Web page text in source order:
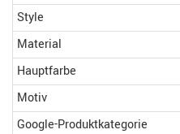
Style
Material
Hauptfarbe
Motiv
Google-Produktkategorie